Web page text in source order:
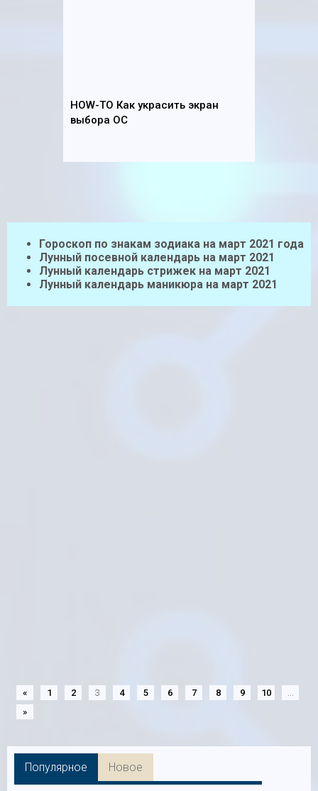
HOW-TO Как украсить экран
выбора ОС
Гороскоп по знакам зодиака на март 2021 года
Лунный посевной календарь на март 2021
Лунный календарь стрижек на март 2021
Лунный календарь маникюра на март 2021
« 1 2 3 4 5 6 7 8 9 10
...
»
Популярное Новое